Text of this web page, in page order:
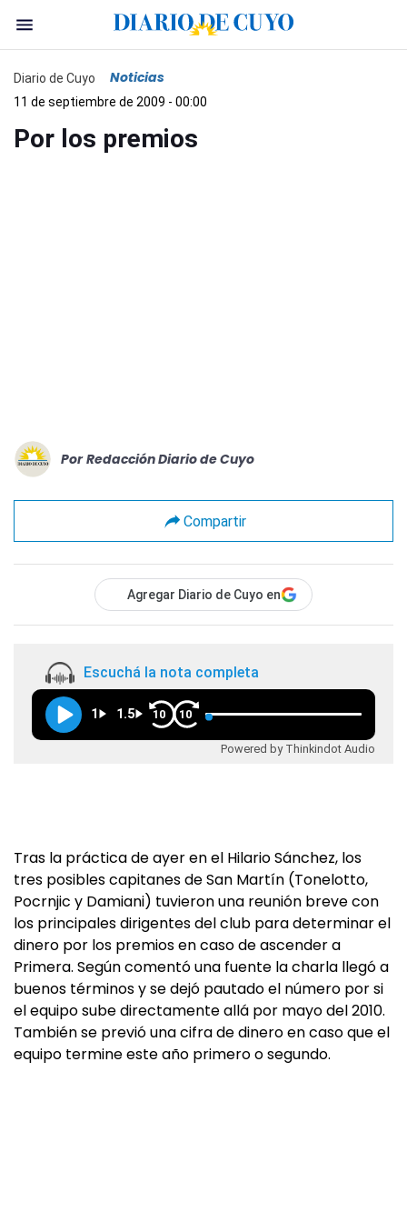
Diario de Cuyo Noticias
11 de septiembre de 2009 - 00:00
Por los premios
Por Redacción Diario de Cuyo
Compartir
Agregar Diario de Cuyo en
Escuchá la nota completa
1 1.5 10 10
Powered by Thinkindot Audio
Tras la práctica de ayer en el Hilario Sánchez, los
tres posibles capitanes de San Martín (Tonelotto,
Pocrnjic y Damiani) tuvieron una reunión breve con
los principales dirigentes del club para determinar el
dinero por los premios en caso de ascender a
Primera. Según comentó una fuente la charla llegó a
buenos términos y se dejó pautado el número por si
el equipo sube directamente allá por mayo del 2010.
También se previó una cifra de dinero en caso que el
equipo termine este año primero o segundo.